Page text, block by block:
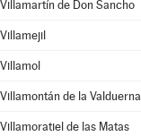
Villamartín de Don Sancho
Villamejil
Villamol
Villamontán de la Valduerna
Villamoratiel de las Matas